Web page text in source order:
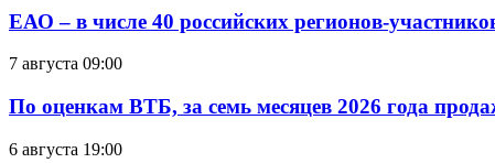
ЕАО – в числе 40 российских регионов-
7 августа 09:00
По оценкам ВТБ, за семь месяцев 2026 года
6 августа 19:00